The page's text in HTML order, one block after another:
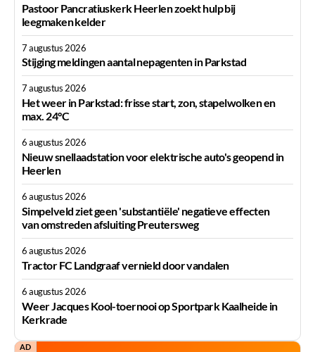
Pastoor Pancratiuskerk Heerlen zoekt hulp bij
leegmaken kelder
7 augustus 2026
Stijging meldingen aantal nepagenten in Parkstad
7 augustus 2026
Het weer in Parkstad: frisse start, zon, stapelwolken en
max. 24°C
6 augustus 2026
Nieuw snellaadstation voor elektrische auto's geopend in
Heerlen
6 augustus 2026
Simpelveld ziet geen 'substantiële' negatieve effecten
van omstreden afsluiting Preutersweg
6 augustus 2026
Tractor FC Landgraaf vernield door vandalen
6 augustus 2026
Weer Jacques Kool-toernooi op Sportpark Kaalheide in
Kerkrade
AD